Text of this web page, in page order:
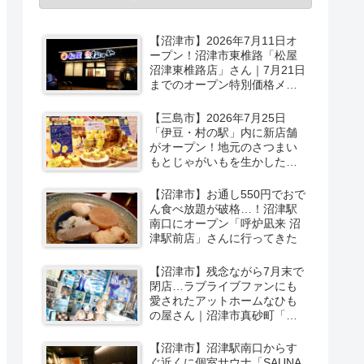
【沼津市】2026年7月11日オ
ープン！沼津市東椎路「松屋
沼津東椎路店」さん｜7月21日
までのオープン特別価格メニ
【三島市】2026年7月25日
「伊豆・村の駅」内に新店舗
がオープン！地元のさつまい
もとじゃがいもを生かしたベ
と足お先に実食レポ【PR】
【沼津市】お通し550円でおで
ん食べ放題が破格…！沼津駅
南口にオープン「呼炉凪来 沼
津駅前店」さんに行ってきた
【沼津市】残念ながら7月末で
閉店…ラブライブファンにも
愛されたアットホームなひも
の屋さん｜沼津市真砂町「渡
【沼津市】沼津駅南口からす